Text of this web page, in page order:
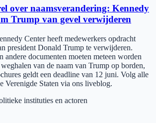
over naamsverandering: Kennedy
Trump van gevel verwijderen
Center heeft medewerkers opdracht
president Donald Trump te verwijderen.
andere documenten moeten meteen worden
van de naam van Trump op borden,
geldt een deadline van 12 juni. Volg alle
Verenigde Staten via ons liveblog.
instituties en actoren